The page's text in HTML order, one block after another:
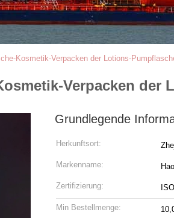
Kosmetik-Verpacken der Lotions-
Verpacken der
Grundlegende
Herkunftsort:
Markenname:
Zertifizierung:
Min Bestellmenge: